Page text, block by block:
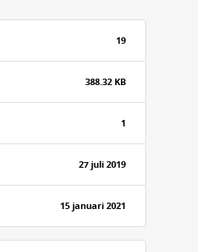
19
388.32 KB
1
27 juli 2019
15 januari 2021